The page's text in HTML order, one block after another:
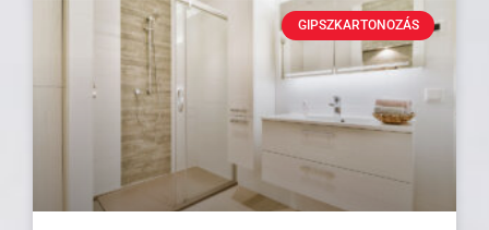
GIPSZKARTONOZÁS